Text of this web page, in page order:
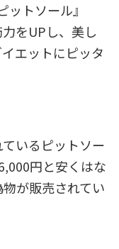
トソール』
をUPし、美し
エットにピッタ
いるピットソー
円と安くはな
が販売されてい